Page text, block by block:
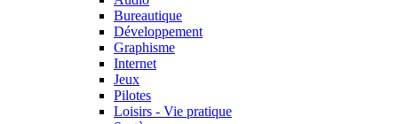
Bureautique
Développement
Graphisme
Internet
Jeux
Pilotes
Loisirs - Vie pratique